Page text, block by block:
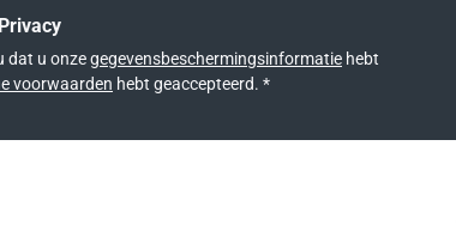
Privacy
dat u onzegegevensbeschermingsinformatie hebt
voorwaarden hebt geaccepteerd. *